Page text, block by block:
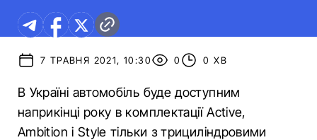
7 ТРАВНЯ 2021, 10:30 0 0 ХВ
В Україні автомобіль буде доступним
наприкінці року в комплектації Active,
Ambition і Style тільки з трициліндровими